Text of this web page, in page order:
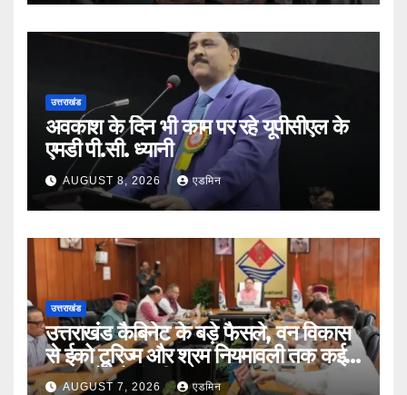
उत्तराखंड
अवकाश के दिन भी काम पर रहे यूपीसीएल के
एमडी पी.सी. ध्यानी
AUGUST 8, 2026 एडमिन
उत्तराखंड
उत्तराखंड कैबिनेट के बड़े फैसले, वन विकास
से ईको टूरिज्म और श्रम नियमावली तक कई
प्रस्तावों को मंजूरी
AUGUST 7, 2026 एडमिन